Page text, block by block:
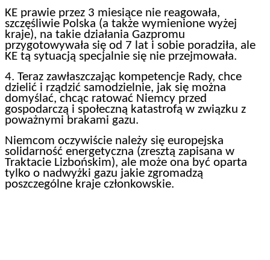
KE prawie przez 3 miesiące nie reagowała,
szczęśliwie Polska (a także wymienione wyżej
kraje), na takie działania Gazpromu
przygotowywała się od 7 lat i sobie poradziła, ale
KE tą sytuacją specjalnie się nie przejmowała.
4. Teraz zawłaszczając kompetencje Rady, chce
dzielić i rządzić samodzielnie, jak się można
domyślać, chcąc ratować Niemcy przed
gospodarczą i społeczną katastrofą w związku z
poważnymi brakami gazu.
Niemcom oczywiście należy się europejska
solidarność energetyczna (zresztą zapisana w
Traktacie Lizbońskim), ale może ona być oparta
tylko o nadwyżki gazu jakie zgromadzą
poszczególne kraje członkowskie.